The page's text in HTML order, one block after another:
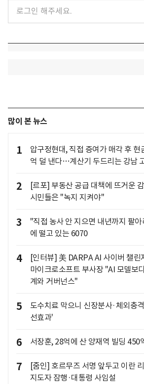
많이 본 뉴스
1
압구정현대, 직접 증여가 매각 후 현
억 덜 낸다…계산기 두드리는 강남
2
[르포] 부동산 공급 대책에 뜨거운
시민들은 "녹지 지켜야"
3
"직접 농사 안 지으면 내년까지 팔
에 떨고 있는 6070
4
[인터뷰] 美 DARPA AI 사이버 챌린
마이크로소프트 부사장 "AI 모델보
계와 거버넌스"
5
도수치료 막으니 신장분사·체외충
선효과'
6 서장훈, 28억에 산 양재역 빌딩 450
7
[줌인] 호르무즈 서명 앞두고 이란
지도자 잠행·대통령 사임설